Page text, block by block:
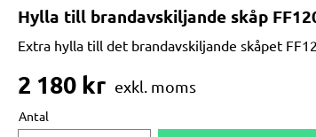
Hylla till brandavskiljande skåp
Extra hylla till det brandavskiljande skåpet
2 180kr
Antal